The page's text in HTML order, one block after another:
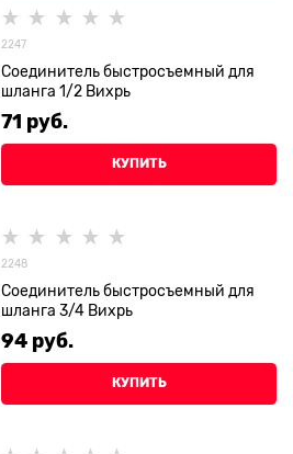
2247
Соединитель быстросъемный для
шланга 1/2 Вихрь
71 руб.
КУПИТЬ
2248
Соединитель быстросъемный для
шланга 3/4 Вихрь
94 руб.
КУПИТЬ